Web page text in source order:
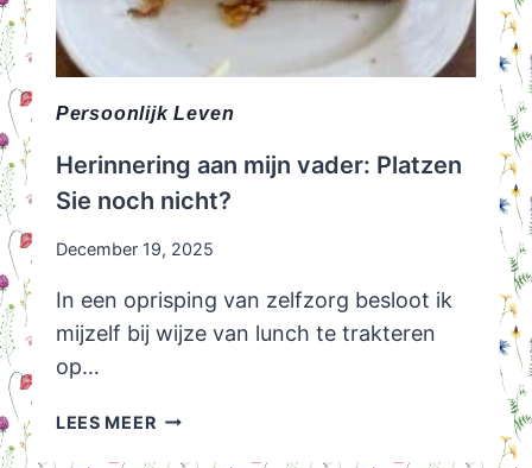
Persoonlijk Leven
Herinnering aan mijn vader: Platzen
Sie noch nicht?
December 19, 2025
In een oprisping van zelfzorg besloot ik
mijzelf bij wijze van lunch te trakteren
op…
LEES MEERHERINNERING